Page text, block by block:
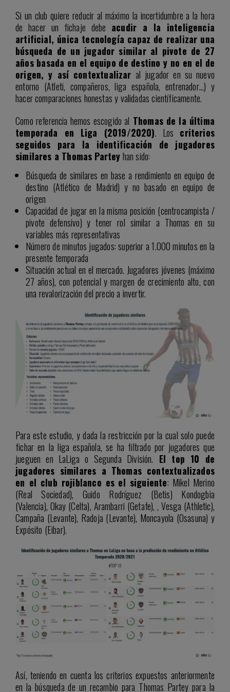
Si un club quiere reducir al máximo la incertidumbre a la hora
de hacer un fichaje debe acudir a la inteligencia
artificial, única tecnología capaz de realizar una
búsqueda de un jugador similar al pivote de 27
años basada en el equipo de destino y no en el de
origen, y así contextualizar al jugador en su nuevo
entorno (Atleti, compañeros, liga española, entrenador…) y
hacer comparaciones honestas y validadas científicamente.
Como referencia hemos escogido al Thomas de la última
temporada en Liga (2019/2020). Los criterios
seguidos para la identificación de jugadores
similares a Thomas Parteyhan sido:
Búsqueda de similares en base a rendimiento en equipo de
destino (Atlético de Madrid) y no basado en equipo de
origen
Capacidad de jugar en la misma posición (centrocampista /
pivote defensivo) y tener rol similar a Thomas en su
variables más representativas
Número de minutos jugados: superior a 1.000 minutos en la
presente temporada
Situación actual en el mercado. Jugadores jóvenes (máximo
27 años), con potencial y margen de crecimiento alto, con
una revalorización del precio a invertir.
Para este estudio, y dada la restricción por la cual solo puede
fichar en la liga española, se ha filtrado por jugadores que
jueguen en LaLiga o Segunda División. El top 10 de
jugadores similares a Thomas contextualizados
en el club rojiblanco es el siguiente: Mikel Merino
(Real Sociedad), Guido Rodríguez (Betis) Kondogbia
(Valencia), Okay (Celta), Arambarri (Getafe), , Vesga (Athletic),
Campaña (Levante), Radoja (Levante), Moncayola (Osasuna) y
Expósito (Eibar).
Así, teniendo en cuenta los criterios expuestos anteriormente
en la búsqueda de un recambio para Thomas Partey para la